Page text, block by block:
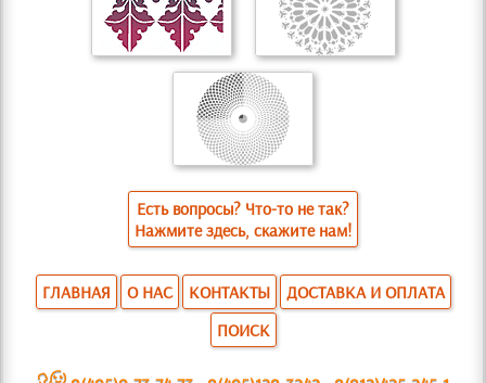
Есть вопросы? Что-то не так?
Нажмите здесь, скажите нам!
ГЛАВНАЯ О НАС КОНТАКТЫ
ДОСТАВКА И ОПЛАТА
ПОИСК